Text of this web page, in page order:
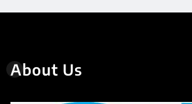
About Us